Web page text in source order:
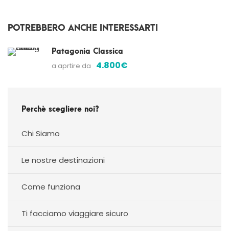
POTREBBERO ANCHE INTERESSARTI
Patagonia Classica
a aprtire da 4.800€
Perchè scegliere noi?
Chi Siamo
Le nostre destinazioni
Come funziona
Ti facciamo viaggiare sicuro